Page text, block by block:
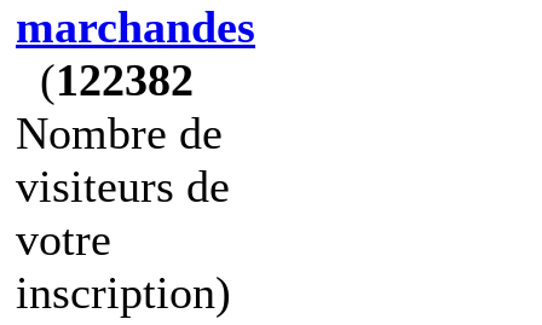
marchandes
(122382
Nombre de
visiteurs de
votre
inscription)